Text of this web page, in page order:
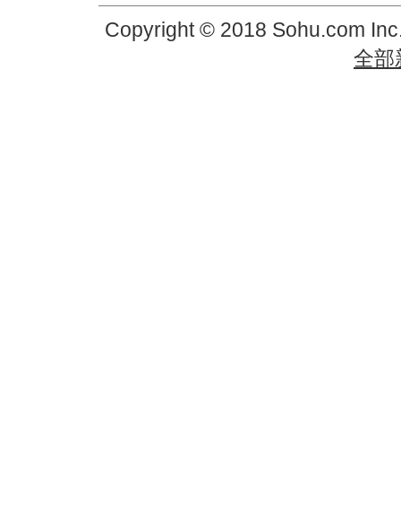
Copyright © 2018 Sohu.com
全部